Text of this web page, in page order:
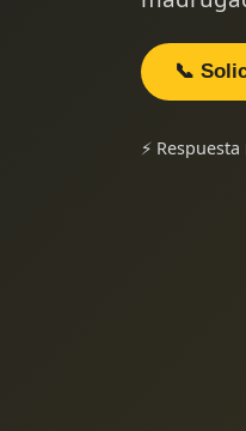
📞
⚡